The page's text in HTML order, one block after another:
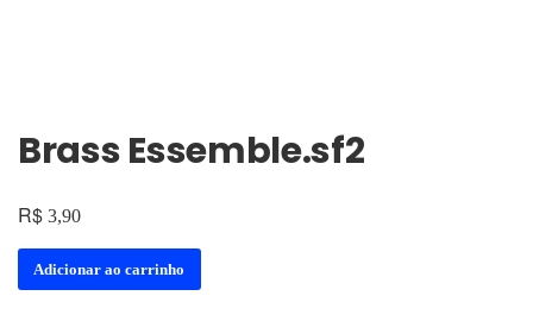
Brass Essemble.sf2
R$ 3,90
Adicionar ao carrinho